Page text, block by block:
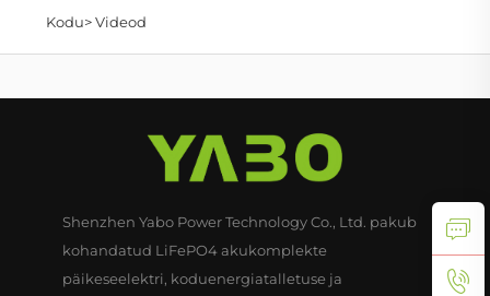
Kodu>Videod
Shenzhen Yabo Power Technology Co., Ltd. pakub
kohandatud LiFePO4 akukomplekte
päikeseelektri, koduenergiatalletuse ja